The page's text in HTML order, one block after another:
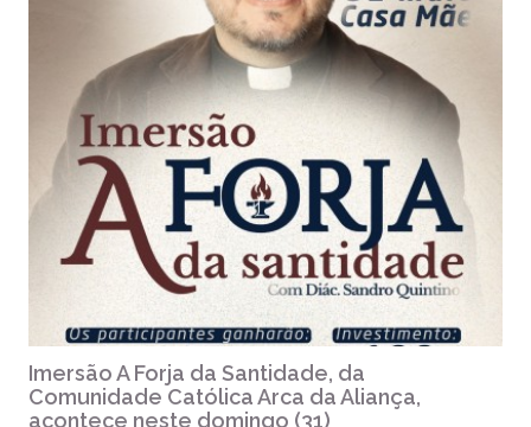
Imersão A Forja da Santidade, da
Comunidade Católica Arca da Aliança,
acontece neste domingo (31)